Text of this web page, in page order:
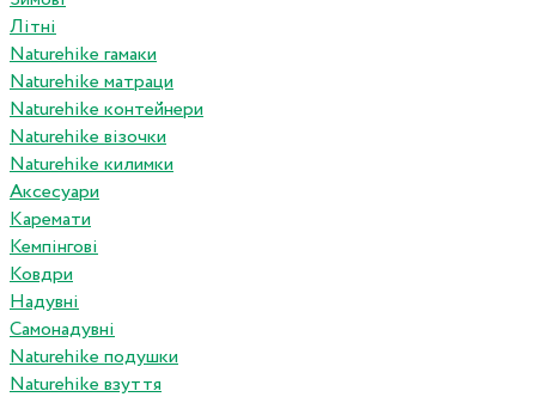
Літні
Naturehike гамаки
Naturehike матраци
Naturehike контейнери
Naturehike візочки
Naturehike килимки
Аксесуари
Каремати
Кемпінгові
Ковдри
Надувні
Самонадувні
Naturehike подушки
Naturehike взуття